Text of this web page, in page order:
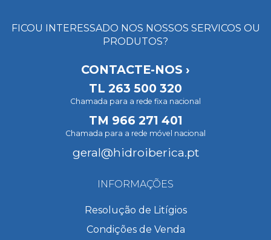
FICOU INTERESSADO NOS NOSSOS SERVICOS OU
PRODUTOS?
CONTACTE-NOS ›
TL 263 500 320
Chamada para a rede fixa nacional
TM 966 271 401
Chamada para a rede móvel nacional
geral@hidroiberica.pt
INFORMAÇÕES
Resolução de Litígios
Condições de Venda